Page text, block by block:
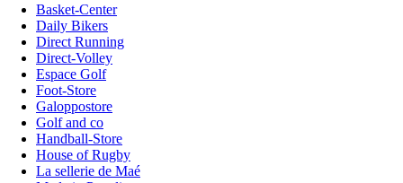
Basket-Center
Daily Bikers
Direct Running
Direct-Volley
Espace Golf
Foot-Store
Galoppostore
Golf and co
Handball-Store
House of Rugby
La sellerie de Maé